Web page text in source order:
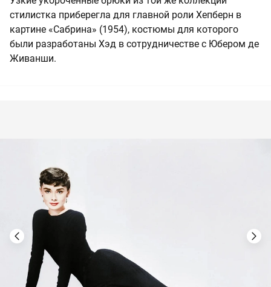
стилистка приберегла для главной роли Хепберн в
картине «Сабрина» (1954), костюмы для которого
были разработаны Хэд в сотрудничестве с Юбером де
Живанши.